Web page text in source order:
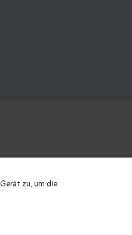
mit 2 Übernachtungen
zu, um die